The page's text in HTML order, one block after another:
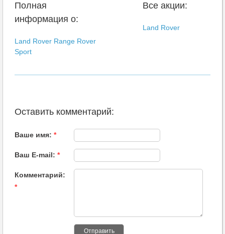
Полная
информация о:
Land Rover Range Rover
Sport
Все акции:
Land Rover
Оставить комментарий:
Ваше имя: *
Ваш E-mail: *
Комментарий:
*
Отправить